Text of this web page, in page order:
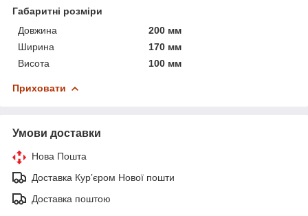
Габаритні розміри
Довжина
200 мм
Ширина
170 мм
Висота
100 мм
Приховати
Умови доставки
Нова Пошта
Доставка Курʼєром Нової пошти
Доставка поштою